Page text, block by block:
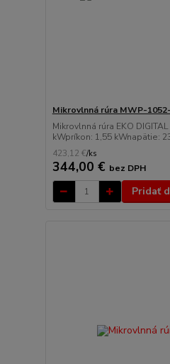
Mikrovlnná rúra MWP-
Mikrovlnná rúra EKO
kWpríkon: 1,55 kWnapätie:
423,12 €/ks
344,00 € bez DPH
Pridať